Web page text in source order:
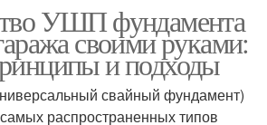
УШП фундамента
своими руками:
и подходы
свайный фундамент)
распространенных типов